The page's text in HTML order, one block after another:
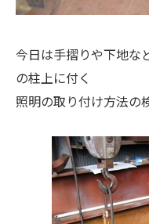
今日は手摺りや下地な
の柱上に付く
照明の取り付け方法の